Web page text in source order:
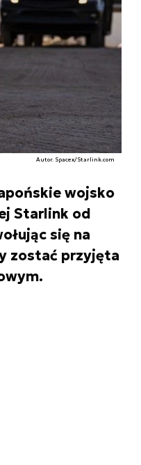
Autor. Spacex/Starlink.com
wojsko
Starlink od
się na
zostać przyjęta